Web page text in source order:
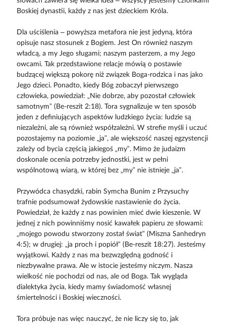
Boskiej dynastii, każdy z nas jest dzieckiem Króla.
Dla uściślenia – powyższa metafora nie jest jedyną, która
opisuje nasz stosunek z Bogiem. Jest On również naszym
władcą, a my Jego sługami; naszym pasterzem, a my Jego
owcami. Tak przedstawione relacje mówią o postawie
budzącej większą pokorę niż związek Boga-rodzica i nas jako
Jego dzieci. Ponadto, kiedy Bóg zobaczył pierwszego
człowieka, powiedział: „Nie dobrze, aby pozostał człowiek
samotnym” (Be-reszit 2:18). Tora sygnalizuje w ten sposób
jeden z definiujących aspektów ludzkiego życia: ludzie są
niezależni, ale są również współzależni. W strefie myśli i uczuć
pozostajemy na poziomie „ja”, ale większość naszej egzystencji
zależy od bycia częścią jakiegoś „my”. Mimo że judaizm
doskonale ocenia potrzeby jednostki, jest w pełni
wspólnotową wiarą, w której bez „my” nie istnieje „ja”.
Przywódca chasydzki, rabin Symcha Bunim z Przysuchy
trafnie podsumował żydowskie nastawienie do życia.
Powiedział, że każdy z nas powinien mieć dwie kieszenie. W
jednej z nich powinniśmy nosić kawałek papieru ze słowami:
„mojego powodu stworzony został świat” (Miszna Sanhedryn
4:5); w drugiej: „ja proch i popiół” (Be-reszit 18:27). Jesteśmy
wyjątkowi. Każdy z nas ma bezwzględną godność i
niezbywalne prawa. Ale w istocie jesteśmy niczym. Nasza
wielkość nie pochodzi od nas, ale od Boga. Tak wygląda
dialektyka życia, kiedy mamy świadomość własnej
śmiertelności i Boskiej wieczności.
Tora próbuje nas więc nauczyć, że nie liczy się to, jak